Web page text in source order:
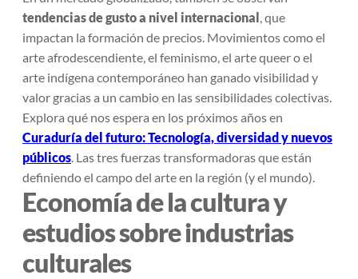
tendencias de gusto a nivel internacional, que
impactan la formación de precios. Movimientos como el
arte afrodescendiente, el feminismo, el arte queero el
arte indígena contemporáneo han ganado visibilidad y
valor gracias a un cambio en las sensibilidades colectivas.
Explora qué nos espera en los próximos años en
Curaduría del futuro: Tecnología, diversidad y nuevos
públicos. Las tres fuerzas transformadoras que están
definiendo el campo del arte en la región (y el mundo).
Economía de la cultura y
estudios sobre industrias
culturales